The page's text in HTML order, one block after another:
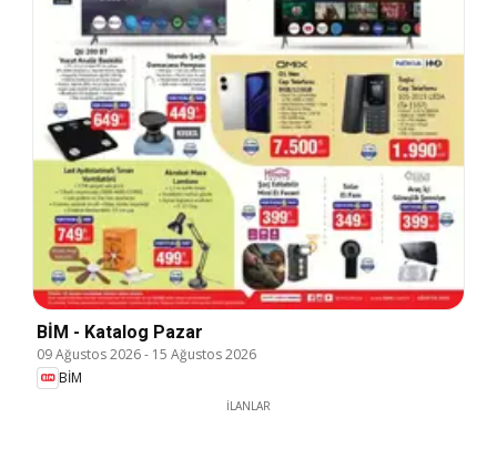
BİM - Katalog Pazar
09 Ağustos 2026- 15 Ağustos 2026
BİM
İLANLAR